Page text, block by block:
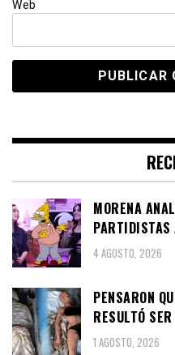
Web
MORENA
4 AGOSTO, 2026
PENSARON
RESULTÓ
1 AGOSTO, 2026